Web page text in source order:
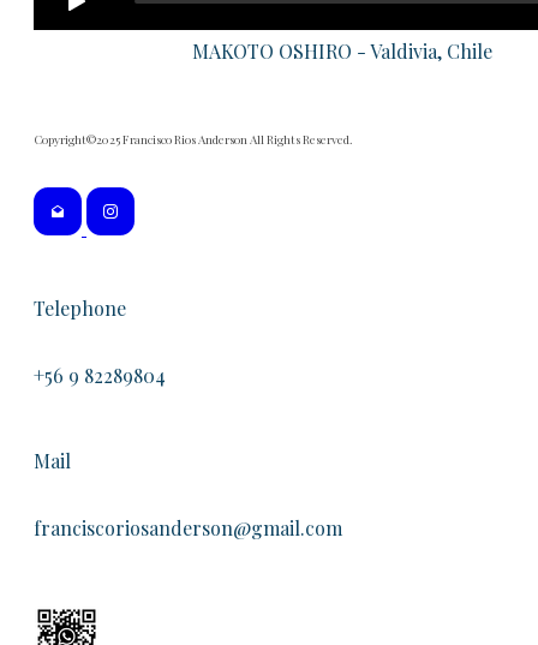
MAKOTO OSHIRO - Valdivia, Chile
Copyright©2025 Francisco Rios Anderson All Rights Reserved.
Telephone
+56 9 82289804
Mail
franciscoriosanderson@gmail.com